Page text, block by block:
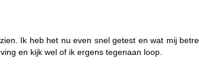
Ik heb het nu even snel getest en wat mij
en kijk wel of ik ergens tegenaan loop.